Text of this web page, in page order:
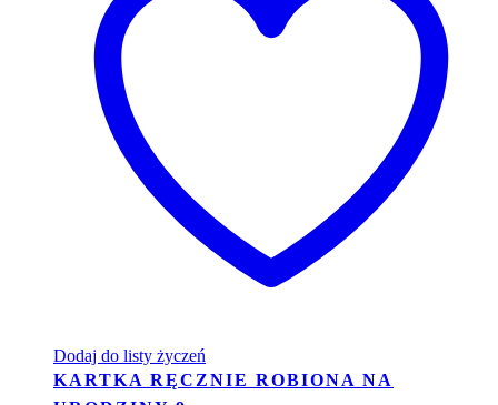
Dodaj do listy życzeń
KARTKA RĘCZNIE ROBIONA NA